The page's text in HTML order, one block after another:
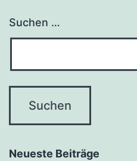
Suchen …
Neueste Beiträge